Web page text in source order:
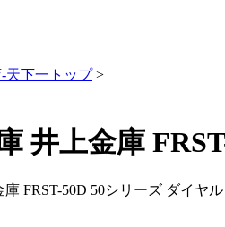
天下一トップ>
井上金庫